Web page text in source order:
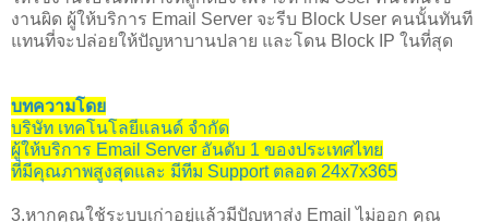
งานผิด ผู้ให้บริการ Email Server จะรีบ Block User คนนั้นทันที
แทนที่จะปล่อยให้ปัญหาบานปลาย และโดน Block IP ในที่สุด
บทความโดย
บริษัท เทคโนโลยีแลนด์ จำกัด
ผู้ให้บริการ Email Server อันดับ 1 ของประเทศไทย
ที่มีคุณภาพสูงสุดและ มีทีม Support ตลอด 24x7x365
3.หากคุณใช้ระบบเก่าอยู่แล้วมีปัญหาส่ง Email ไม่ออก คุณ